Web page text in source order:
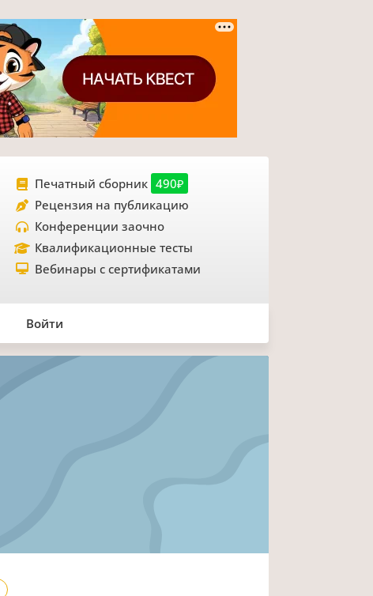
Печатный сборник 490₽
Рецензия на публикацию
Конференции заочно
Квалификационные тесты
Вебинары с сертификатами
Войти